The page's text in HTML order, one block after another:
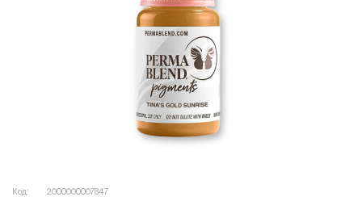
Код: 2000000007847